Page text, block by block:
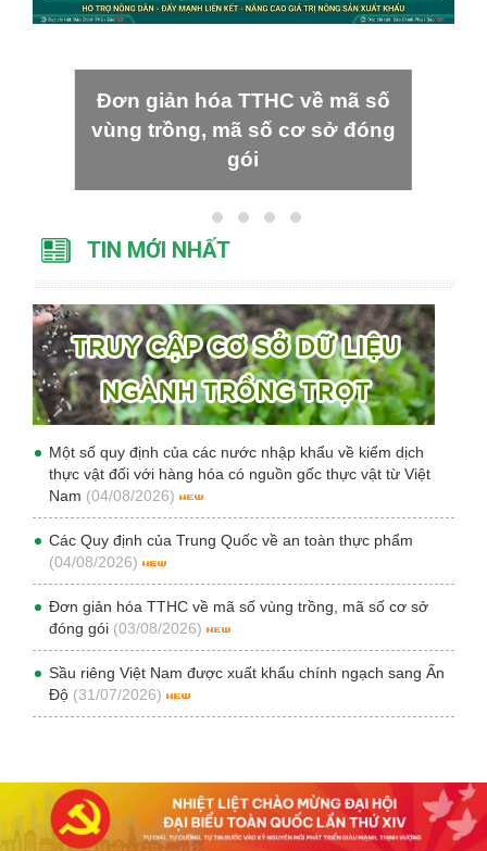
Đơn giản hóa TTHC về mã số
vùng trồng, mã số cơ sở đóng
gói
TIN MỚI NHẤT
Một số quy định của các nước nhập khẩu về kiểm dịch
thực vật đối với hàng hóa có nguồn gốc thực vật từ Việt
Nam (04/08/2026)
Các Quy định của Trung Quốc về an toàn thực phẩm
(04/08/2026)
Đơn giản hóa TTHC về mã số vùng trồng, mã số cơ sở
đóng gói (03/08/2026)
Sầu riêng Việt Nam được xuất khẩu chính ngạch sang Ấn
Độ (31/07/2026)